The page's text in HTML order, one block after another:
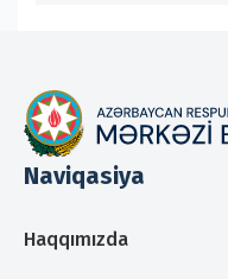
Naviqasiya
Haqqımızda